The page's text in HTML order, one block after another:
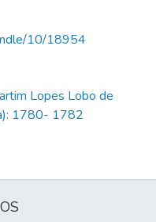
10/18954
Lopes Lobo de
1780- 1782